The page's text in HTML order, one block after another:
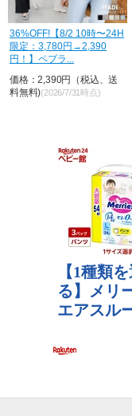
36%OFF!【8/2 10時〜24H
限定：3,780円→2,390
円！】ペプラ...
価格：2,390円（税込、送
料無料)(2026/7/31時点)